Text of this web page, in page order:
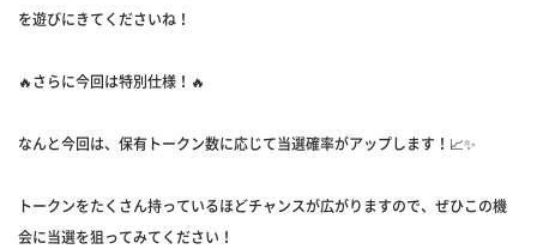
を遊びにきてくださいね！
🔥さらに今回は特別仕様！🔥
なんと今回は、保有トークン数に応じて当選確率がアップします！📈✨
トークンをたくさん持っているほどチャンスが広がりますので、ぜひこの機
会に当選を狙ってみてください！